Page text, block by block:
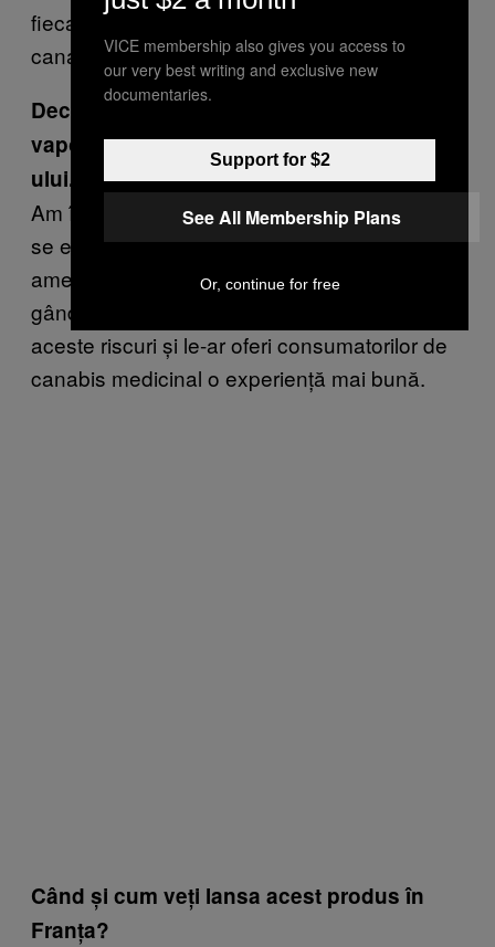
fiecare produs. Poate detecta până la opt
canabinoizi.
Deci Kanavape funcționează cu un
vaporizator care ajută la extragerea CBD-
ului. E un fel de țigaretă electronică?
Am început cu identificarea riscurilor la care
se expun persoanele care fumează canabis
amestecat cu tutun prin combustie. Ne-am
gândit că țigareta electronică ar reduce
aceste riscuri și le-ar oferi consumatorilor de
canabis medicinal o experiență mai bună.
Când și cum veți lansa acest produs în
Franța?
VICE membership also gives you access to
our very best writing and exclusive new
documentaries.
Support for $2
See All Membership Plans
Or, continue for free